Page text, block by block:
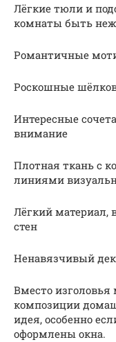
Лёгкие тюли и
комнаты быть
Романтичные
Роскошные
Интересные
внимание
Плотная ткань с
линиями
Лёгкий
стен
Ненавязчивый
Вместо изголовья
композиции
идея, особенно
оформлены окна.